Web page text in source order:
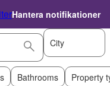
Hantera notifikationer
City
Bathrooms Property